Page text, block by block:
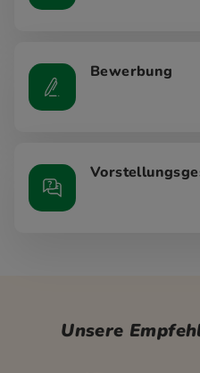
Bewerbung
Unsere